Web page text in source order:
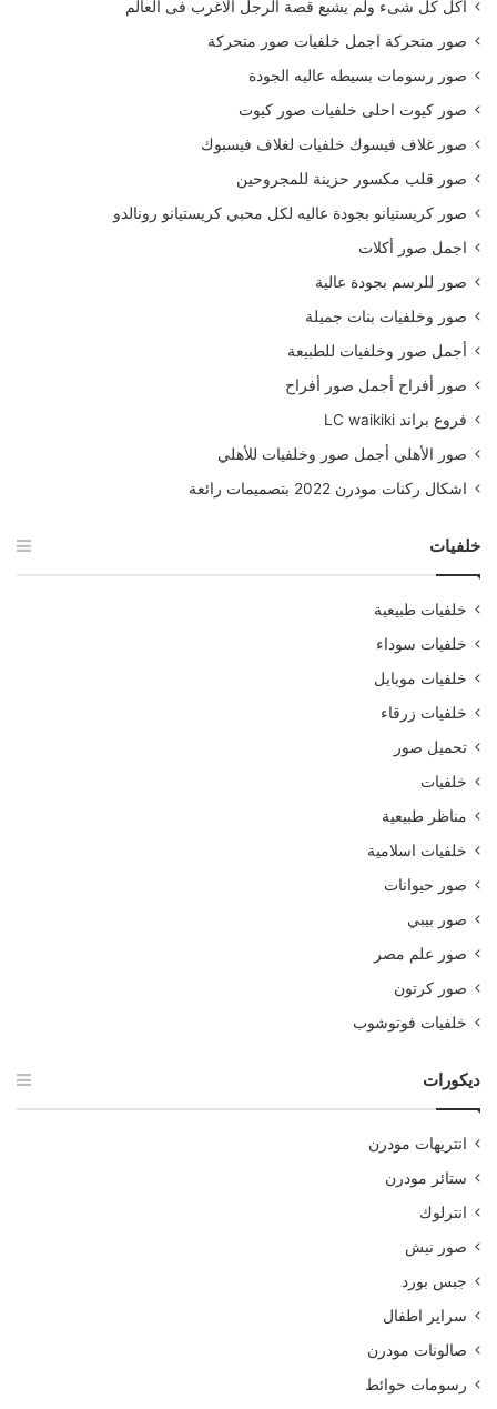
أكل كل شىء ولم يشبع قصة الرجل الاغرب فى العالم
صور متحركة اجمل خلفيات صور متحركة
صور رسومات بسيطه عاليه الجودة
صور كيوت احلى خلفيات صور كيوت
صور غلاف فيسوك خلفيات لغلاف فيسبوك
صور قلب مكسور حزينة للمجروحين
صور كريستيانو بجودة عاليه لكل محبي كريستيانو رونالدو
اجمل صور أكلات
صور للرسم بجودة عالية
صور وخلفيات بنات جميلة
أجمل صور وخلفيات للطبيعة
صور أفراح أجمل صور أفراح
فروع براند LC waikiki
صور الأهلي أجمل صور وخلفيات للأهلي
اشكال ركنات مودرن 2022 بتصميمات رائعة
خلفيات
خلفيات طبيعية
خلفيات سوداء
خلفيات موبايل
خلفيات زرقاء
تحميل صور
خلفيات
مناظر طبيعية
خلفيات اسلامية
صور حيوانات
صور بيبي
صور علم مصر
صور كرتون
خلفيات فوتوشوب
ديكورات
انتريهات مودرن
ستائر مودرن
انترلوك
صور نيش
جبس بورد
سراير اطفال
صالونات مودرن
رسومات حوائط